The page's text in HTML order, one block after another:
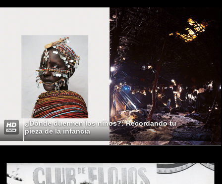
¿Dónde duermen los niños?: Recordando tu
pieza de la infancia